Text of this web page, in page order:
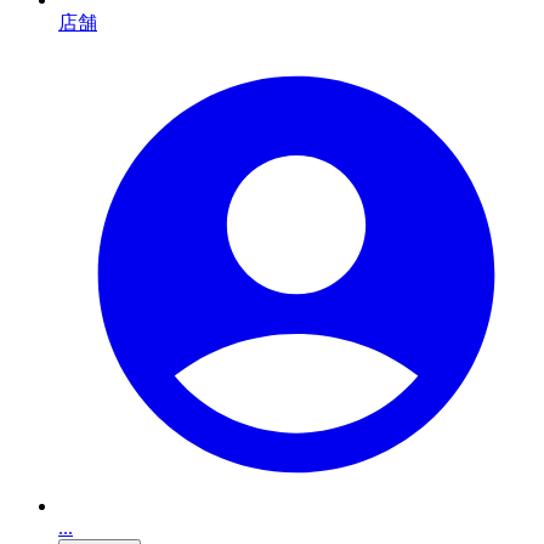
店舗
...